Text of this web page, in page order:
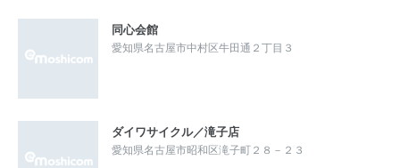
同心会館
愛知県名古屋市中村区牛田通２丁目３
ダイワサイクル／滝子店
愛知県名古屋市昭和区滝子町２８－２３